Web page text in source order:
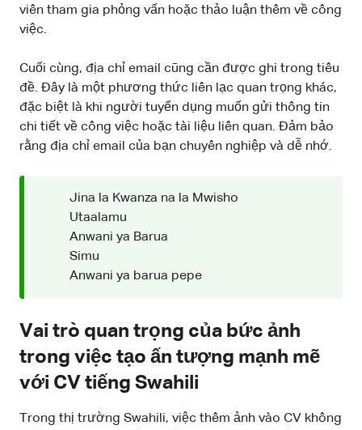
viên tham gia phỏng vấn hoặc thảo luận thêm về công
việc.
Cuối cùng, địa chỉ email cũng cần được ghi trong tiêu
đề. Đây là một phương thức liên lạc quan trọng khác,
đặc biệt là khi người tuyển dụng muốn gửi thông tin
chi tiết về công việc hoặc tài liệu liên quan. Đảm bảo
rằng địa chỉ email của bạn chuyên nghiệp và dễ nhớ.
Jina la Kwanza na la Mwisho
Utaalamu
Anwani ya Barua
Simu
Anwani ya barua pepe
Vai trò quan trọng của bức ảnh
trong việc tạo ấn tượng mạnh mẽ
với CV tiếng Swahili
Trong thị trường Swahili, việc thêm ảnh vào CV không